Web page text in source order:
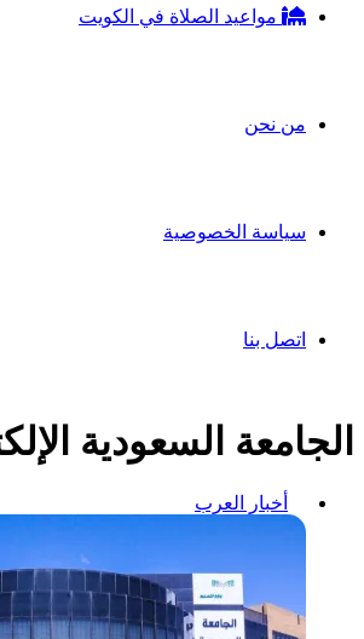
مواعيد الصلاة في الكويت
من نحن
سياسة الخصوصية
اتصل بنا
الجامعة السعودية
أخبار العرب